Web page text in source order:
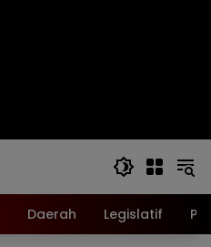
Daerah Legislatif